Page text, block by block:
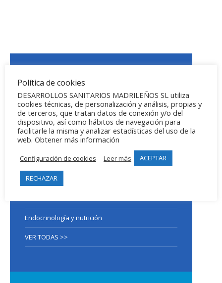
Análisis clinicos
Alergología
Angiología y Cirugía vascular
Cardiología
Dermatología
Endocrinología y nutrición
VER TODAS >>
Política de cookies
DESARROLLOS SANITARIOS MADRILEÑOS SL utiliza
cookies técnicas, de personalización y análisis, propias y
de terceros, que tratan datos de conexión y/o del
dispositivo, así como hábitos de navegación para
facilitarle la misma y analizar estadísticas del uso de la
web. Obtener más información
Configuración de cookies Leer más ACEPTAR
RECHAZAR